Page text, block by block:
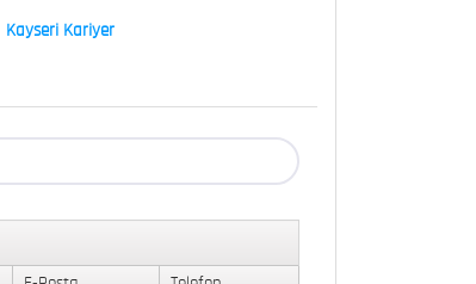
Kayseri Kariyer